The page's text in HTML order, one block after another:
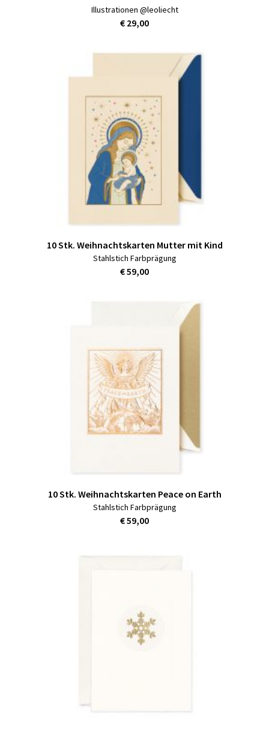
Illustrationen @leoliecht
€ 29,00
10 Stk. Weihnachtskarten Mutter mit Kind
Stahlstich Farbprägung
€ 59,00
10 Stk. Weihnachtskarten Peace on Earth
Stahlstich Farbprägung
€ 59,00